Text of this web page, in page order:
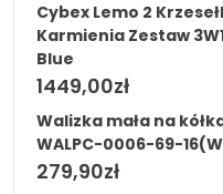
Cybex Lemo 2
Karmienia Zestaw
Blue
1449,00zł
Walizka mała na
WALPC-0006-69-
279,90zł